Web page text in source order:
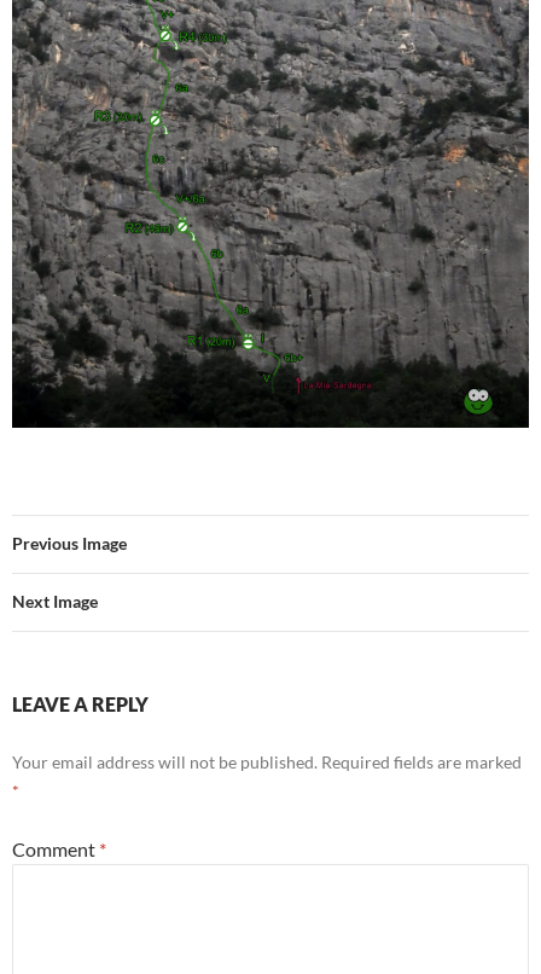
Previous Image
Next Image
LEAVE A REPLY
Your email address will not be published. Required fields are marked
*
Comment *